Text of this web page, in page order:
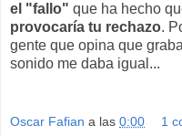
el "fallo" que ha hecho
provocaría tu rechazo.
gente que opina que
sonido me daba
Oscar Fafian a las 0:00 1